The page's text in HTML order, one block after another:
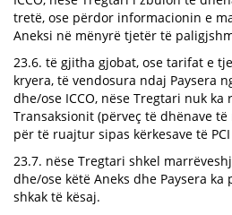
tretë, ose përdor informacionin e
Aneksi në mënyrë tjetër të
23.6. të gjitha gjobat, ose tarifat e
kryera, të vendosura ndaj Paysera
dhe/ose ICCO, nëse Tregtari nuk
Transaksionit (përveç të dhënave
për të ruajtur sipas kërkesave të PCI
23.7. nëse Tregtari shkel
dhe/ose këtë Aneks dhe Paysera
shkak të kësaj.